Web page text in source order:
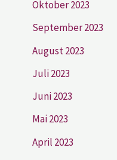
Oktober 2023
September 2023
August 2023
Juli 2023
Juni 2023
Mai 2023
April 2023